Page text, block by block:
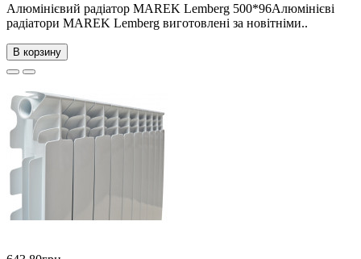
Алюмінієвий радіатор MAREK Lemberg 500*96Алюмінієві
радіатори MAREK Lemberg виготовлені за новітніми..
В корзину